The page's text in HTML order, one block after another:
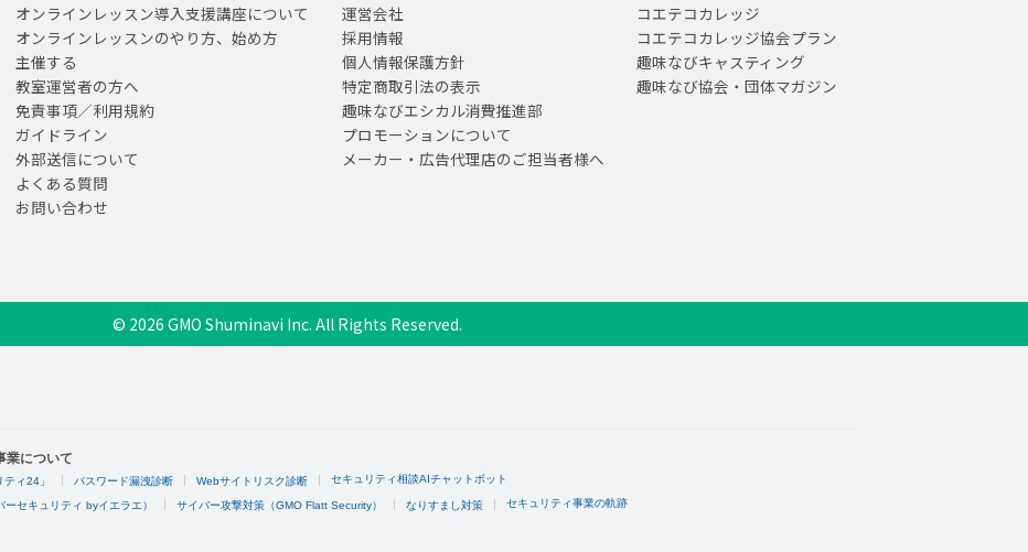
オンラインレッスン導入支援講座について
オンラインレッスンのやり方、始め方
主催する
教室運営者の方へ
免責事項／利用規約
ガイドライン
外部送信について
よくある質問
お問い合わせ
運営会社
採用情報
個人情報保護方針
特定商取引法の表示
趣味なびエシカル消費推進部
プロモーションについて
メーカー・広告代理店のご担当者様へ
コエテコカレッジ
コエテコカレッジ協会プラン
趣味なびキャスティング
趣味なび協会・団体マガジン
© 2026 GMO Shuminavi Inc. All Rights Reserved.